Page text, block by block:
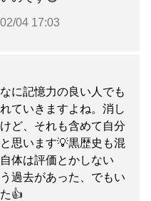
02/04 17:03
に記憶力の良い人でも
ていきますよね。消し
ど、それも含めて自分
思います💡黒歴史も混
体は評価とかしない
過去があった、でもい
👍